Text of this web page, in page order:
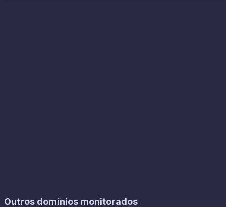
Outros domínios monitorados